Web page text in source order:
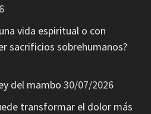
vida espiritual o con
sacrificios sobrehumanos?
del mambo 30/07/2026
transformar el dolor más